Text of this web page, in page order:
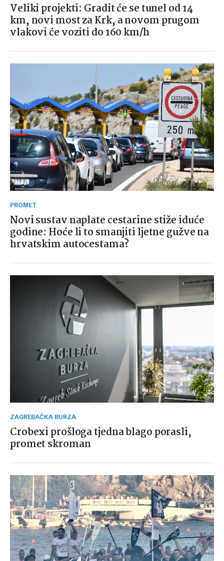
Veliki projekti: Gradit će se tunel od 14
km, novi most za Krk, a novom prugom
vlakovi će voziti do 160 km/h
PROMET
Novi sustav naplate cestarine stiže iduće
godine: Hoće li to smanjiti ljetne gužve na
hrvatskim autocestama?
ZAGREBAČKA BURZA
Crobexi prošloga tjedna blago porasli,
promet skroman